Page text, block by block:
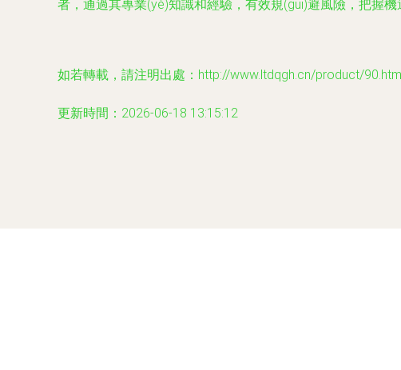
者，通過其專業(yè)知識和經驗，有效規(guī)避風險，把握機
如若轉載，請注明出處：http://www.ltdqgh.cn/product/
更新時間：2026-06-18 13:15:12